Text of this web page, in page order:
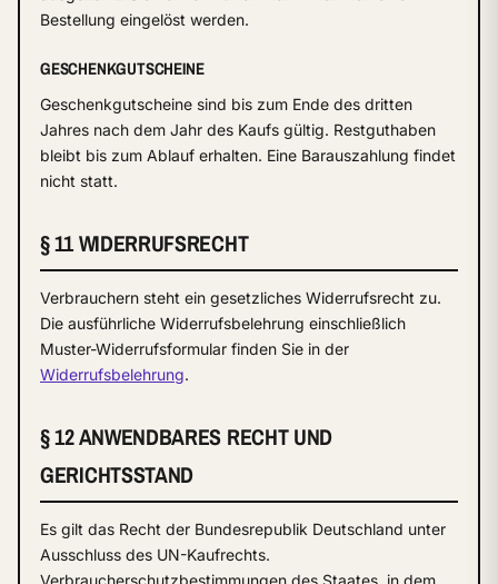
Bestellung eingelöst werden.
GESCHENKGUTSCHEINE
Geschenkgutscheine sind bis zum Ende des dritten
Jahres nach dem Jahr des Kaufs gültig. Restguthaben
bleibt bis zum Ablauf erhalten. Eine Barauszahlung findet
nicht statt.
§ 11 WIDERRUFSRECHT
Verbrauchern steht ein gesetzliches Widerrufsrecht zu.
Die ausführliche Widerrufsbelehrung einschließlich
Muster-Widerrufsformular finden Sie in der
Widerrufsbelehrung.
§ 12 ANWENDBARES RECHT UND
GERICHTSSTAND
Es gilt das Recht der Bundesrepublik Deutschland unter
Ausschluss des UN-Kaufrechts.
Verbraucherschutzbestimmungen des Staates, in dem